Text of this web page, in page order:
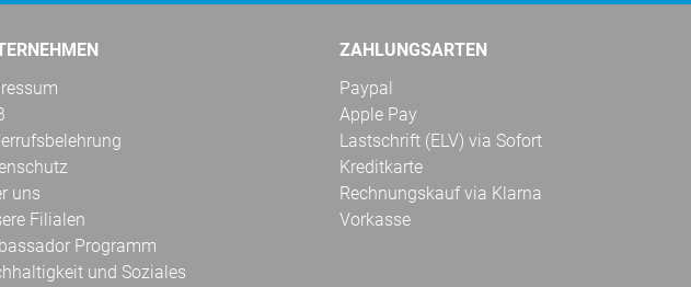
uns
Filialen
Programm
und Soziales
ZAHLUNGSARTEN
Paypal
Apple Pay
Lastschrift (ELV) via Sofort
Kreditkarte
Rechnungskauf via Klarna
Vorkasse